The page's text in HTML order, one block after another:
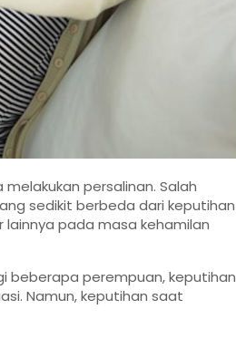
persalinan. Salah
sedikit berbeda dari keputihan
lainnya pada masa kehamilan
beberapa perempuan, keputihan
Namun, keputihan saat